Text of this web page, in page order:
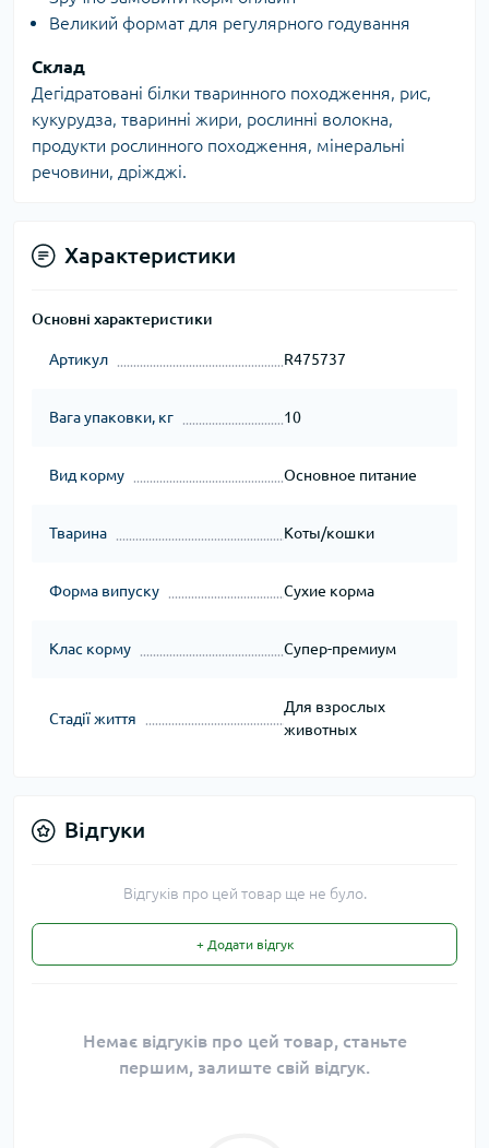
Великий формат для регулярного годування
Склад
Дегідратовані білки тваринного походження, рис,
кукурудза, тваринні жири, рослинні волокна,
продукти рослинного походження, мінеральні
речовини, дріжджі.
Характеристики
Основні характеристики
Артикул R475737
Вага упаковки, кг 10
Вид корму Основное питание
Тварина Коты/кошки
Форма випуску Сухие корма
Клас корму Супер-премиум
Стадії життя
Для взрослых
животных
Відгуки
Відгуків про цей товар ще не було.
+ Додати відгук
Немає відгуків про цей товар, станьте
першим, залиште свій відгук.